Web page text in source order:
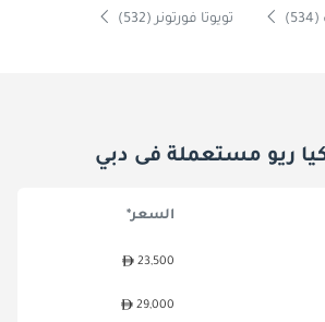
تويوتا فورتونر (532)
ريو مستعملة فى دبي
السعر*
23,500
29,000